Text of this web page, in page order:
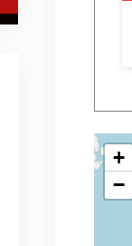
+
−